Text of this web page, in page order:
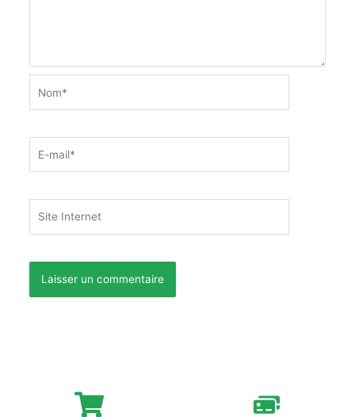
mail*
Internet